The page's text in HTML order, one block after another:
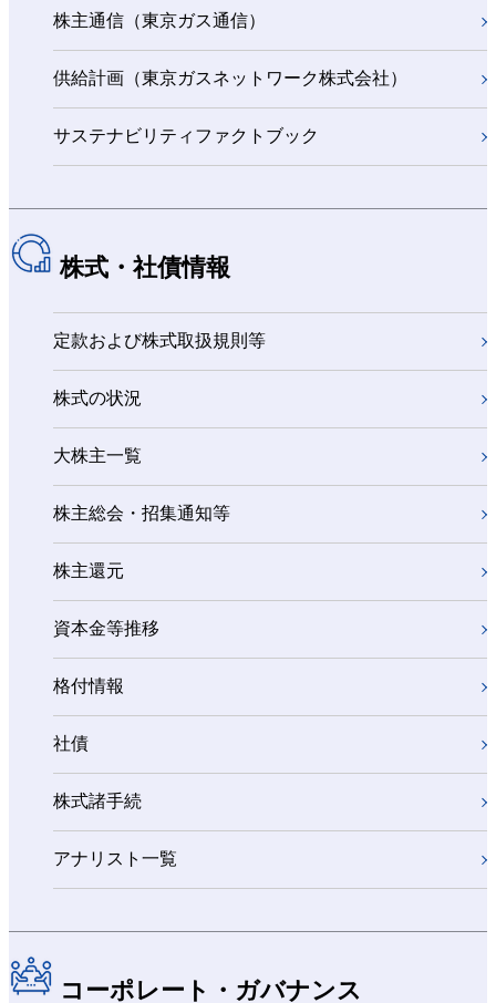
株主通信（東京ガス通信）
供給計画（東京ガスネットワーク株式会社）
サステナビリティファクトブック
株式・社債情報
定款および株式取扱規則等
株式の状況
大株主一覧
株主総会・招集通知等
株主還元
資本金等推移
格付情報
社債
株式諸手続
アナリスト一覧
コーポレート・ガバナンス